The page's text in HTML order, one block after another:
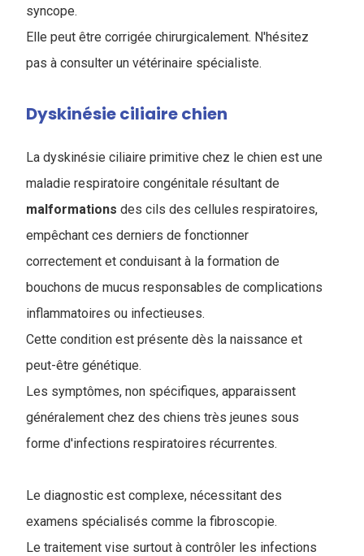
syncope.
Elle peut être corrigée chirurgicalement. N'hésitez
pas à consulter un vétérinaire spécialiste.
Dyskinésie ciliaire chien
La dyskinésie ciliaire primitive chez le chien est une
maladie respiratoire congénitale résultant de
malformations des cils des cellules respiratoires,
empêchant ces derniers de fonctionner
correctement et conduisant à la formation de
bouchons de mucus responsables de complications
inflammatoires ou infectieuses.
Cette condition est présente dès la naissance et
peut-être génétique.
Les symptômes, non spécifiques, apparaissent
généralement chez des chiens très jeunes sous
forme d'infections respiratoires récurrentes.
Le diagnostic est complexe, nécessitant des
examens spécialisés comme la fibroscopie.
Le traitement vise surtout à contrôler les infections